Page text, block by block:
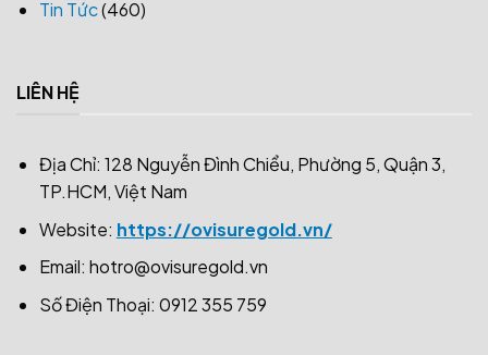
Tin Tức(460)
LIÊN HỆ
Địa Chỉ: 128 Nguyễn Đình Chiểu, Phường 5, Quận 3,
TP.HCM, Việt Nam
Website: https://ovisuregold.vn/
Email: hotro@ovisuregold.vn
Số Điện Thoại: 0912 355 759